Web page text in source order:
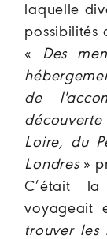
laquelle
possibilités
« Des
de
Loire, du
Londres»
C’était
voyageait
trouver